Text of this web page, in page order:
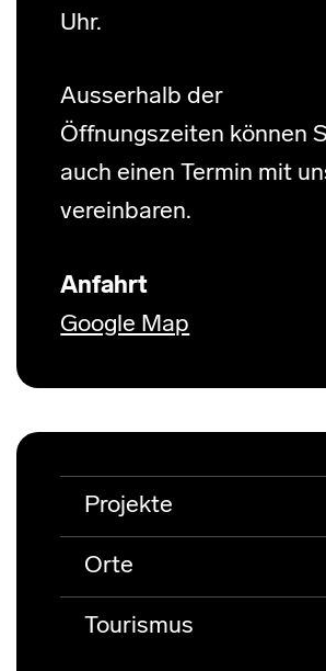
Uhr.
Ausserhalb der
Öffnungszeiten können
auch einen Termin mit
vereinbaren.
Anfahrt
Google Map
Projekte
Orte
Tourismus